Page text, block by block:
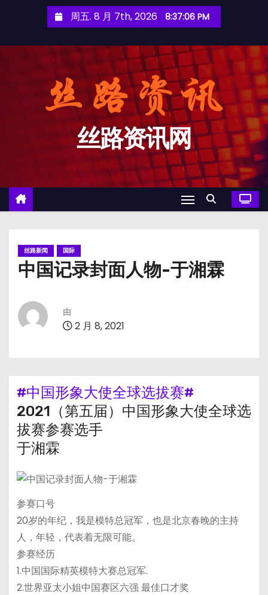
周五. 8 月 7th, 2026 8:37:07 PM
丝路资讯网
丝路新闻 国际
中国记录封面人物-于湘霖
由
2 月 8, 2021
#中国形象大使全球选拔赛#
2021（第五届）中国形象大使全球选
拔赛参赛选手
于湘霖
参赛口号
20岁的年纪，我是模特总冠军，也是北京春晚的主持
人，年轻，代表着无限可能。
参赛经历
1.中国国际精英模特大赛总冠军.
2.世界亚太小姐中国赛区六强 最佳口才奖